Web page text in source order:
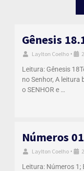
Gênesis
Laylton Coelho •
Leitura: Gênesis
no Senhor, A leitura
o SENHOR e …
Números
Laylton Coelho •
Leitura: Números 1;